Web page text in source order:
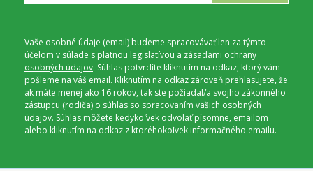
Vaše osobné údaje (email) budeme spracovávať len za týmto
účelom v súlade s platnou legislatívou a zásadami ochrany
osobných údajov. Súhlas potvrdíte kliknutím na odkaz, ktorý vám
pošleme na váš email. Kliknutím na odkaz zároveň prehlasujete, že
ak máte menej ako 16 rokov, tak ste požiadal/a svojho zákonného
zástupcu (rodiča) o súhlas so spracovaním vašich osobných
údajov. Súhlas môžete kedykoľvek odvolať písomne, emailom
alebo kliknutím na odkaz z ktoréhokoľvek informačného emailu.